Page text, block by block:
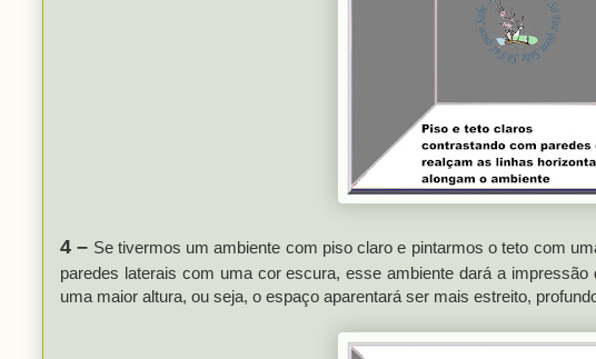
4 – Se tivermos um ambiente com piso claro e pintarmos o teto com
paredes laterais com uma cor escura, esse ambiente dará a
uma maior altura, ou seja, o espaço aparentará ser mais estreito,